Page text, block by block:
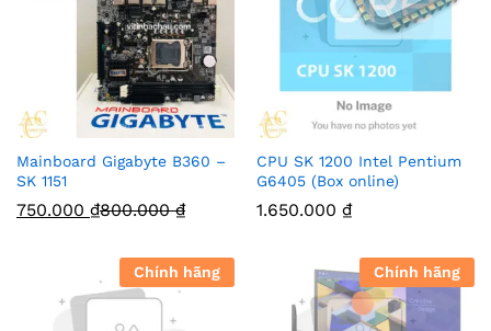
Mainboard Gigabyte B360 –
SK 1151
750.000 ₫800.000₫
CPU SK 1200 Intel Pentium
G6405 (Box online)
1.650.000 ₫
Chính hãng Chính hãng